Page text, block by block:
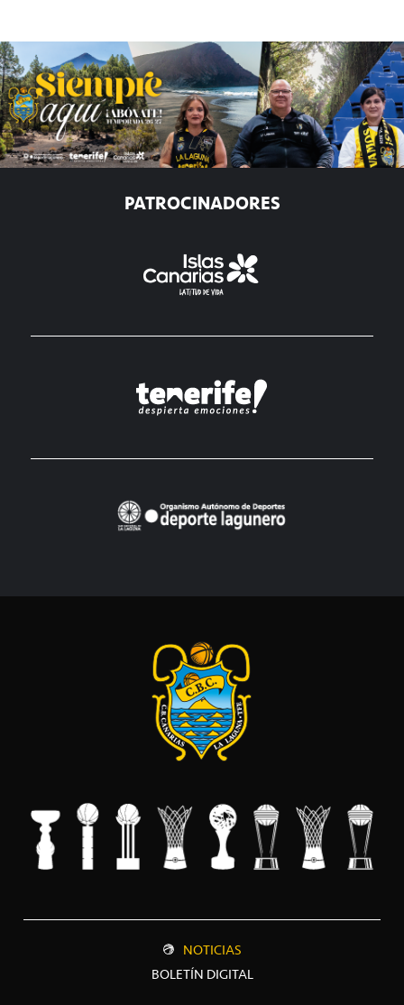
PATROCINADORES
NOTICIAS
BOLETÍN DIGITAL